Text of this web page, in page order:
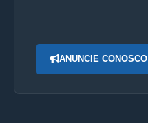
ANUNCIE CONOSCO